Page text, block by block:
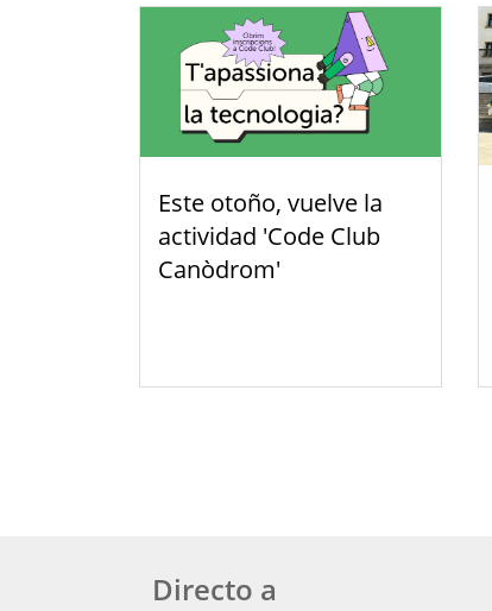
Este otoño, vuelve la
actividad 'Code Club
Canòdrom'
Directo a